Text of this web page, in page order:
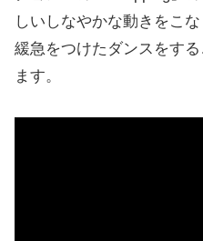
しいしなやかな動きをこ
緩急をつけたダンスをす
ます。